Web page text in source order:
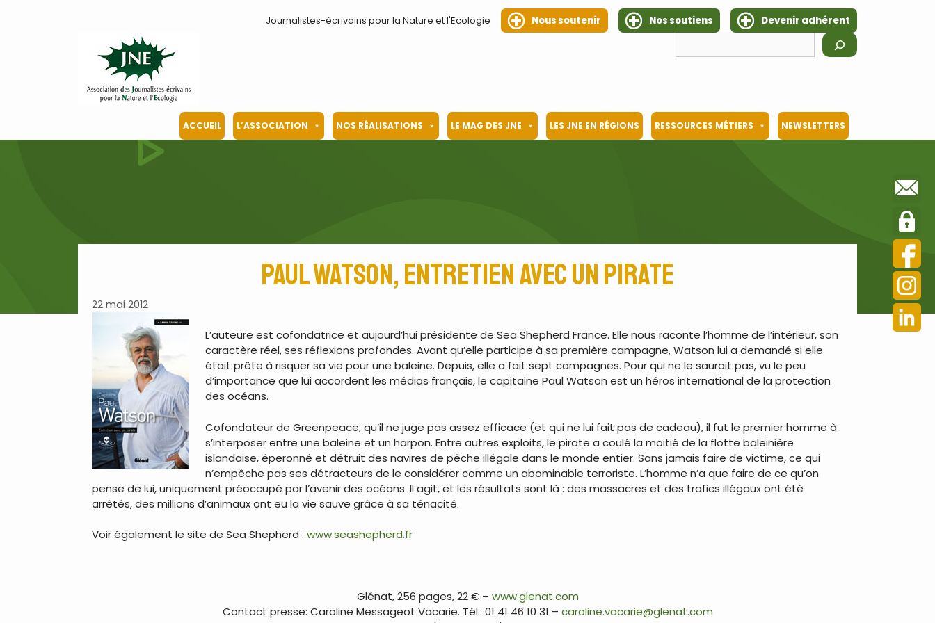
Journalistes-écrivains pour la Nature et l'Ecologie Nous soutenir Nos soutiens
Devenir adhérent
ACCUEIL L’ASSOCIATION NOS RÉALISATIONS LE MAG DES JNE LES JNE EN RÉGIONS RESSOURCES MÉTIERS NEWSLETTERS
Paul Watson, entretien avec un pirate
22 mai 2012
L’auteure est cofondatrice et aujourd’hui présidente de Sea Shepherd France. Elle nous raconte l’homme de l’intérieur, son
caractère réel, ses réflexions profondes. Avant qu’elle participe à sa première campagne, Watson lui a demandé si elle
était prête à risquer sa vie pour une baleine. Depuis, elle a fait sept campagnes. Pour qui ne le saurait pas, vu le peu
d’importance que lui accordent les médias français, le capitaine Paul Watson est un héros international de la protection
des océans.
Cofondateur de Greenpeace, qu’il ne juge pas assez efficace (et qui ne lui fait pas de cadeau), il fut le premier homme à
s’interposer entre une baleine et un harpon. Entre autres exploits, le pirate a coulé la moitié de la flotte baleinière
islandaise, éperonné et détruit des navires de pêche illégale dans le monde entier. Sans jamais faire de victime, ce qui
n’empêche pas ses détracteurs de le considérer comme un abominable terroriste. L’homme n’a que faire de ce qu’on
pense de lui, uniquement préoccupé par l’avenir des océans. Il agit, et les résultats sont là : des massacres et des trafics illégaux ont été
arrêtés, des millions d’animaux ont eu la vie sauve grâce à sa ténacité.
Voir également le site de Sea Shepherd : www.seashepherd.fr
Glénat, 256 pages, 22 € – www.glenat.com
Contact presse: Caroline Messageot Vacarie. Tél.: 01 41 46 10 31 – caroline.vacarie@glenat.com